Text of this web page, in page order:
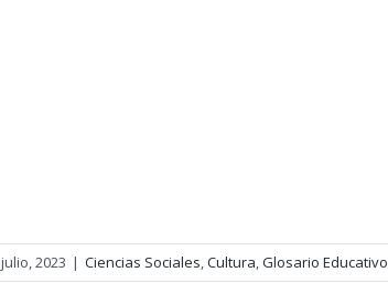
2023 | Ciencias Sociales,Cultura,Glosario Educativo